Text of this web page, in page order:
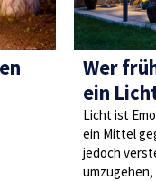
Wer
ein
Licht ist
ein Mittel
jedoch
umzugehen,